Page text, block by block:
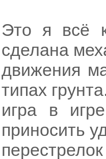
Это я всё
сделана
движения
типах
игра в
приносить